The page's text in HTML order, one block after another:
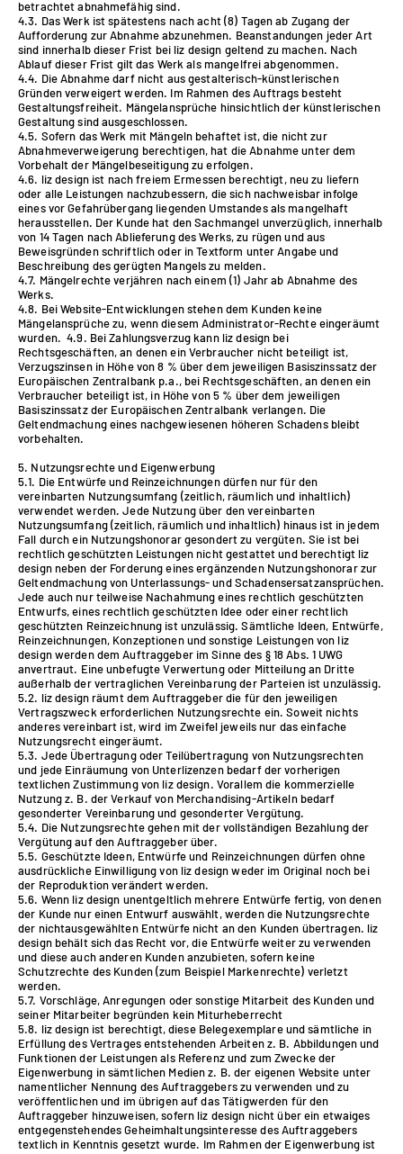
betrachtet abnahmefähig sind.
4.3. Das Werk ist spätestens nach acht (8) Tagen ab Zugang der
Aufforderung zur Abnahme abzunehmen. Beanstandungen jeder Art
sind innerhalb dieser Frist bei liz design geltend zu machen. Nach
Ablauf dieser Frist gilt das Werk als mangelfrei abgenommen.
4.4. Die Abnahme darf nicht aus gestalterisch-künstlerischen
Gründen verweigert werden. Im Rahmen des Auftrags besteht
Gestaltungsfreiheit. Mängelansprüche hinsichtlich der künstlerischen
Gestaltung sind ausgeschlossen.
4.5. Sofern das Werk mit Mängeln behaftet ist, die nicht zur
Abnahmeverweigerung berechtigen, hat die Abnahme unter dem
Vorbehalt der Mängelbeseitigung zu erfolgen.
4.6. liz design ist nach freiem Ermessen berechtigt, neu zu liefern
oder alle Leistungen nachzubessern, die sich nachweisbar infolge
eines vor Gefahrübergang liegenden Umstandes als mangelhaft
herausstellen. Der Kunde hat den Sachmangel unverzüglich, innerhalb
von 14 Tagen nach Ablieferung des Werks, zu rügen und aus
Beweisgründen schriftlich oder in Textform unter Angabe und
Beschreibung des gerügten Mangels zu melden.
4.7. Mängelrechte verjähren nach einem (1) Jahr ab Abnahme des
Werks.
4.8. Bei Website-Entwicklungen stehen dem Kunden keine
Mängelansprüche zu, wenn diesem Administrator-Rechte eingeräumt
wurden. 4.9. Bei Zahlungsverzug kann liz design bei
Rechtsgeschäften, an denen ein Verbraucher nicht beteiligt ist,
Verzugszinsen in Höhe von 8 % über dem jeweiligen Basiszinssatz der
Europäischen Zentralbank p.a., bei Rechtsgeschäften, an denen ein
Verbraucher beteiligt ist, in Höhe von 5 % über dem jeweiligen
Basiszinssatz der Europäischen Zentralbank verlangen. Die
Geltendmachung eines nachgewiesenen höheren Schadens bleibt
vorbehalten.
5. Nutzungsrechte und Eigenwerbung
5.1. Die Entwürfe und Reinzeichnungen dürfen nur für den
vereinbarten Nutzungsumfang (zeitlich, räumlich und inhaltlich)
verwendet werden. Jede Nutzung über den vereinbarten
Nutzungsumfang (zeitlich, räumlich und inhaltlich) hinaus ist in jedem
Fall durch ein Nutzungshonorar gesondert zu vergüten. Sie ist bei
rechtlich geschützten Leistungen nicht gestattet und berechtigt liz
design neben der Forderung eines ergänzenden Nutzungshonorar zur
Geltendmachung von Unterlassungs- und Schadensersatzansprüchen.
Jede auch nur teilweise Nachahmung eines rechtlich geschützten
Entwurfs, eines rechtlich geschützten Idee oder einer rechtlich
geschützten Reinzeichnung ist unzulässig. Sämtliche Ideen, Entwürfe,
Reinzeichnungen, Konzeptionen und sonstige Leistungen von liz
design werden dem Auftraggeber im Sinne des § 18 Abs. 1 UWG
anvertraut. Eine unbefugte Verwertung oder Mitteilung an Dritte
außerhalb der vertraglichen Vereinbarung der Parteien ist unzulässig.
5.2. liz design räumt dem Auftraggeber die für den jeweiligen
Vertragszweck erforderlichen Nutzungsrechte ein. Soweit nichts
anderes vereinbart ist, wird im Zweifel jeweils nur das einfache
Nutzungsrecht eingeräumt.
5.3. Jede Übertragung oder Teilübertragung von Nutzungsrechten
und jede Einräumung von Unterlizenzen bedarf der vorherigen
textlichen Zustimmung von liz design. Vorallem die kommerzielle
Nutzung z. B. der Verkauf von Merchandising-Artikeln bedarf
gesonderter Vereinbarung und gesonderter Vergütung.
5.4. Die Nutzungsrechte gehen mit der vollständigen Bezahlung der
Vergütung auf den Auftraggeber über.
5.5. Geschützte Ideen, Entwürfe und Reinzeichnungen dürfen ohne
ausdrückliche Einwilligung von liz design weder im Original noch bei
der Reproduktion verändert werden.
5.6. Wenn liz design unentgeltlich mehrere Entwürfe fertig, von denen
der Kunde nur einen Entwurf auswählt, werden die Nutzungsrechte
der nichtausgewählten Entwürfe nicht an den Kunden übertragen. liz
design behält sich das Recht vor, die Entwürfe weiter zu verwenden
und diese auch anderen Kunden anzubieten, sofern keine
Schutzrechte des Kunden (zum Beispiel Markenrechte) verletzt
werden.
5.7. Vorschläge, Anregungen oder sonstige Mitarbeit des Kunden und
seiner Mitarbeiter begründen kein Miturheberrecht
5.8. liz design ist berechtigt, diese Belegexemplare und sämtliche in
Erfüllung des Vertrages entstehenden Arbeiten z. B. Abbildungen und
Funktionen der Leistungen als Referenz und zum Zwecke der
Eigenwerbung in sämtlichen Medien z. B. der eigenen Website unter
namentlicher Nennung des Auftraggebers zu verwenden und zu
veröffentlichen und im übrigen auf das Tätigwerden für den
Auftraggeber hinzuweisen, sofern liz design nicht über ein etwaiges
entgegenstehendes Geheimhaltungsinteresse des Auftraggebers
textlich in Kenntnis gesetzt wurde. Im Rahmen der Eigenwerbung ist